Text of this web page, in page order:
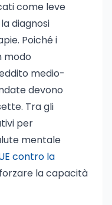
come leve
diagnosi
Poiché i
modo
medio-
devono
Tra gli
per
mentale
contro la
la capacità